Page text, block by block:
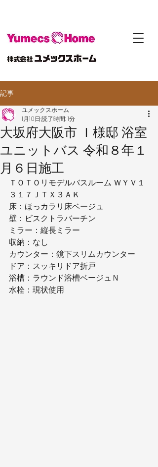
記事
大坂府大阪市 Ｉ様邸 浴室
ユニットバス 令和８年１
月６日施工
ユメックスホーム
1月10日 読了時間: 1分
ＴＯＴＯリモデルバスルーム ＷＹＶ１
３１７ＪＴＸ３ＡＫ
床：ほっカラリ床ベージュ
壁：ビスクトラバーチン
ミラー：縦長ミラー
収納：なし
カウンター：鏡下スリムカウンター
ドア：スッキリドア折戸
浴槽：ラウンド浴槽ベージュＮ
水栓：現状使用